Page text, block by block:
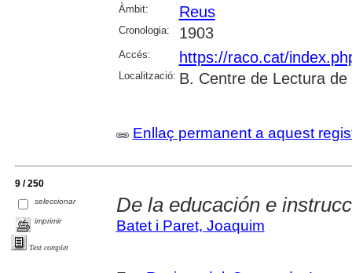
Àmbit: Reus
Cronologia: 1903
Accés: https://raco.cat/
Localització: B. Centre de Lectura de
Enllaç permanent a aquest
9 / 250
seleccionar
imprimir
Text complet
De la educación e
Batet i Paret, Joaquim